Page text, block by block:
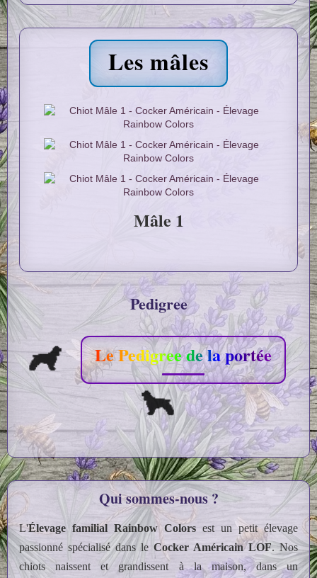
Les mâles
Mâle 1
Pedigree
Le Pedigree de la portée
Qui sommes‑nous ?
L'Élevage familial Rainbow Colors est un petit élevage
passionné spécialisé dans le Cocker Américain LOF. Nos
chiots naissent et grandissent à la maison, dans un